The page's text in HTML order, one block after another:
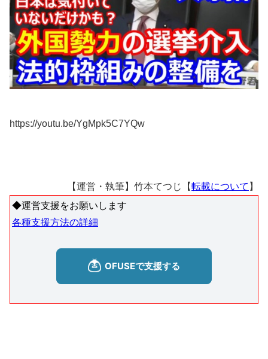
https://youtu.be/YgMpk5C7YQw
【運営・執筆】竹本てつじ【転載について 】
◆運営支援をお願いします
各種支援方法の詳細